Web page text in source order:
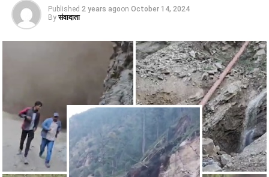
Published 2 years agoon October 14, 2024
By संवादाता